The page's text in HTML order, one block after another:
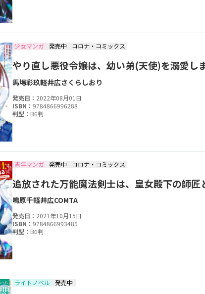
少女マンガ 発売中 コロナ・コミックス
やり直し悪役令嬢は、幼い弟(天使)を溺愛し
馬場彩玖軽井広さくらしおり
発売日： 2022年08月01日
ISBN： 9784866996288
判型： B6判
青年マンガ 発売中 コロナ・コミックス
追放された万能魔法剣士は、皇女殿下の師匠
鳴原千軽井広COMTA
発売日： 2021年10月15日
ISBN： 9784866993485
判型： B6判
ライトノベル 発売中